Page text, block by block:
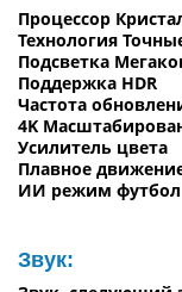
Процессор
Технология
Подсветка
Поддержка HDR
Частота
4K
Усилитель цвета
Плавное
ИИ режим футбол
Звук: